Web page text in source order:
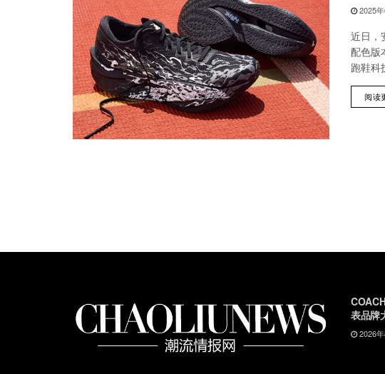
2025年
近日，
配色版
跑鞋科
阅读
表品牌
2026年